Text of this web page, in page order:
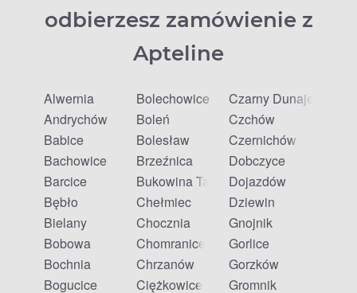
odbierzesz zamówienie z
Apteline
Alwernia
Andrychów
Babice
Bachowice
Barcice
Bębło
Bielany
Bobowa
Bochnia
Bogucice
Bolechowice
Boleń
Bolesław
Brzeźnica
Bukowina Tatrzańska
Chełmiec
Chocznia
Chomranice
Chrzanów
Ciężkowice
Czarny Dunajec
Czchów
Czernichów
Dobczyce
Dojazdów
Dziewin
Gnojnik
Gorlice
Gorzków
Gromnik